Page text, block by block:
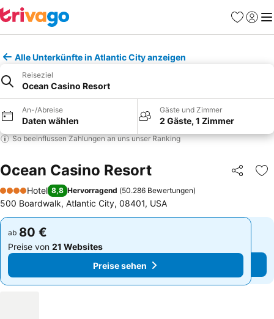
Favoriten
Alle Unterkünfte in Atlantic City anzeigen
Reiseziel
Ocean Casino Resort
An-/Abreise
Daten wählen
Gäste und Zimmer
2 Gäste, 1 Zimmer
So beeinflussen Zahlungen an uns unser Ranking
Ocean Casino Resort Teilen
4 Sterne
Hotel 8,8 Hervorragend (50.286 Bewertungen)
500 Boardwalk, Atlantic City, 08401, USA
ab 80 €
Preise von 21 Websites
Preise sehen
ab 80 €
Preise von 21 Websites
Preise sehen